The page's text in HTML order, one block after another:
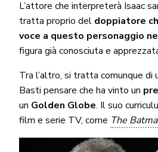
L’attore che interpreterà Isaac
tratta proprio del doppiatore
voce a questo personaggio
figura già conosciuta e
Tra l’altro, si tratta comunque di
Basti pensare che ha vinto un
un Golden Globe. Il suo
film e serie TV, come The